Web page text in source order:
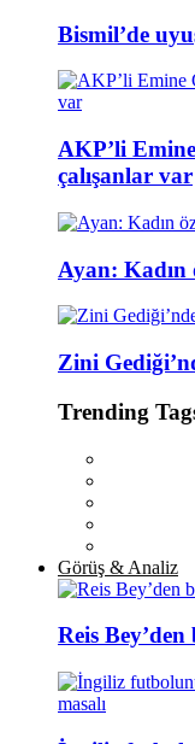
Bismil’de
AKP’li
çalışanlar var
Ayan: Kadın
Zini
Trending
Görüş & Analiz
Reis